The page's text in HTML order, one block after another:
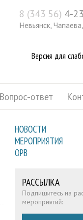
8 (343 56) 4-
Невьянск,
Версия для
Вопрос-ответ
НОВОСТИ
МЕРОПРИЯТИЯ
ОРВ
РАССЫЛКА
Подпишитесь на
мероприятий: